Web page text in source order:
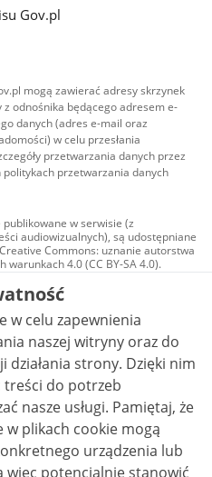
Gov.pl
mogą zawierać adresy skrzynek
odnośnika będącego adresem e-
danych (adres e-mail oraz
w celu przesłania
przetwarzania danych przez
przetwarzania danych
w serwisie (z
audiowizualnych), są udostępniane
Commons: uznanie autorstwa
warunkach 4.0 (CC BY-SA 4.0).
w tym zdjęcia, materiały
udostępniane na licencji typu
uznanie autorstwa użycie
utworów zależnych 4.0 (CC BY-
nie jest to stwierdzone inaczej.
w celu zapewnienia
naszej witryny oraz do
strony. Dzięki nim
treści do potrzeb
Pamiętaj, że
plikach cookie mogą
urządzenia lub
więc potencjalnie stanowić